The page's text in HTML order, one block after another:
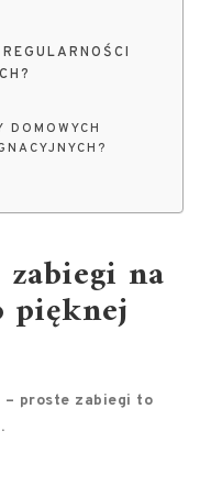
na
– proste zabiegi to